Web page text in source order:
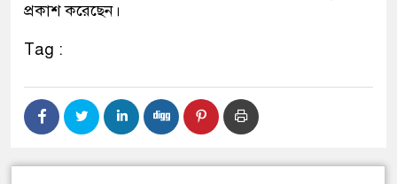
থানা পুলিশ
প্রকাশ করেছেন।
Tag :